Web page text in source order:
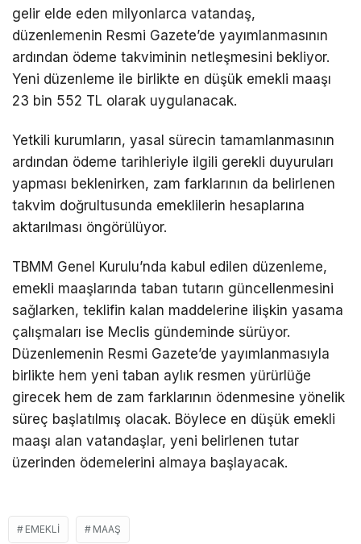
gelir elde eden milyonlarca vatandaş,
düzenlemenin Resmi Gazete’de yayımlanmasının
ardından ödeme takviminin netleşmesini bekliyor.
Yeni düzenleme ile birlikte en düşük emekli maaşı
23 bin 552 TL olarak uygulanacak.
Yetkili kurumların, yasal sürecin tamamlanmasının
ardından ödeme tarihleriyle ilgili gerekli duyuruları
yapması beklenirken, zam farklarının da belirlenen
takvim doğrultusunda emeklilerin hesaplarına
aktarılması öngörülüyor.
TBMM Genel Kurulu’nda kabul edilen düzenleme,
emekli maaşlarında taban tutarın güncellenmesini
sağlarken, teklifin kalan maddelerine ilişkin yasama
çalışmaları ise Meclis gündeminde sürüyor.
Düzenlemenin Resmi Gazete’de yayımlanmasıyla
birlikte hem yeni taban aylık resmen yürürlüğe
girecek hem de zam farklarının ödenmesine yönelik
süreç başlatılmış olacak. Böylece en düşük emekli
maaşı alan vatandaşlar, yeni belirlenen tutar
üzerinden ödemelerini almaya başlayacak.
EMEKLI MAAŞ